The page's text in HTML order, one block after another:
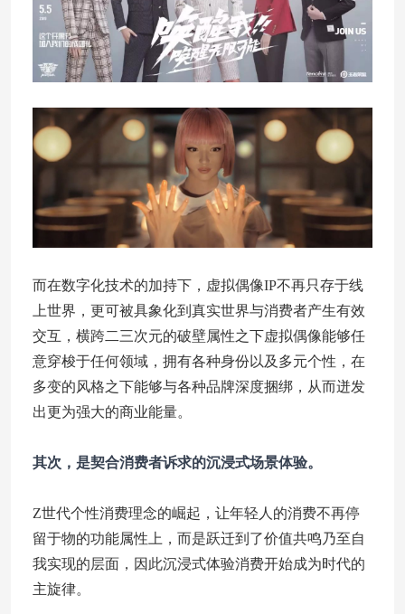
而在数字化技术的加持下，虚拟偶像IP不再只存于线
上世界，更可被具象化到真实世界与消费者产生有效
交互，横跨二三次元的破壁属性之下虚拟偶像能够任
意穿梭于任何领域，拥有各种身份以及多元个性，在
多变的风格之下能够与各种品牌深度捆绑，从而迸发
出更为强大的商业能量。
其次，是契合消费者诉求的沉浸式场景体验。
Z世代个性消费理念的崛起，让年轻人的消费不再停
留于物的功能属性上，而是跃迁到了价值共鸣乃至自
我实现的层面，因此沉浸式体验消费开始成为时代的
主旋律。